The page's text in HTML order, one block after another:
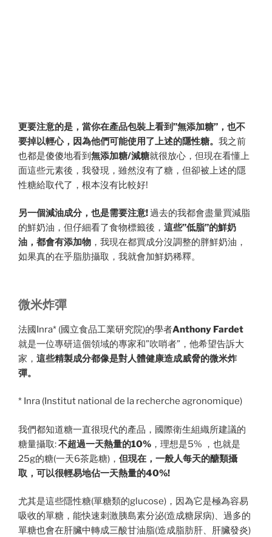
更要注意的是，當你在產品包裝上看到”無添加糖”，也不
要掉以輕心，因為他們可能使用了上述的隱性糖。 我之前
也都是傻傻地看到 無添加糖/減糖就很放心，但現在看懂上
面這些元素後，我發現，雖然沒有了糖，但卻被上述的隱
性糖給取代了，根本沒有比較好!
另一個減油成分，也是需要注意!過去的我都會盡量買減脂
的鮮奶油，但仔細看了食物標籤後， 這些”低脂”的鮮奶
油，都會有添加物 ，我現在都買成分沒調整的胖鮮奶油，
如果真的在乎脂肪攝取，我就會加鮮奶稀釋。
微米炸彈
法國Inra* (國立食品工業研究院)的學者Anthony Fardet
就是一位專研這個領域的專家和”吹哨者”，他希望告訴大
家， 這些精製成分都像是對人體健康造成威脅的微米炸
彈。
* Inra (Institut national de la recherche agronomique)
我們都知道糖一直很現代的產品，國際衛生組織所建議的
糖量攝取:不超過一天熱量的10% ，理想是5% ，也就是
25g的糖(一天6茶匙糖)， 但現在，一般人每天的醣類攝
取，可以很輕易地佔一天熱量的40%!
尤其是這些隱性糖(單糖類的glucose)，因為它是極為容易
吸收的單糖，能快速刺激胰島素分泌(造成糖尿病)、過多的
單糖也會在肝臟中轉成三酸甘油脂(造成脂肪肝、肝臟發炎)